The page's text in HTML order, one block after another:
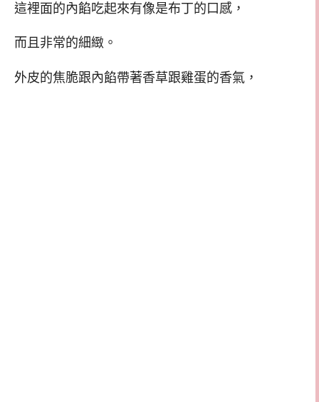
這裡面的內餡吃起來有像是布丁的口感，
而且非常的細緻。
外皮的焦脆跟內餡帶著香草跟雞蛋的香氣，